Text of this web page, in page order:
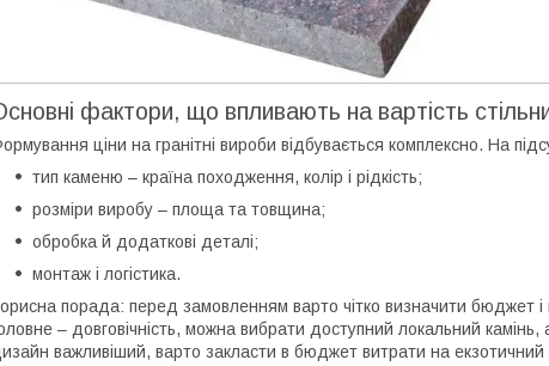
фактори, що впливають на вартість
ціни на гранітні вироби відбувається комплексно. На
тип каменю – країна походження, колір і рідкість;
розміри виробу – площа та товщина;
обробка й додаткові деталі;
монтаж і логістика.
порада: перед замовленням варто чітко визначити бюджет
– довговічність, можна вибрати доступний локальний
важливіший, варто закласти в бюджет витрати на екзотичний